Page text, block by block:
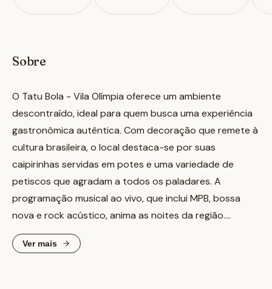
Sobre
O Tatu Bola - Vila Olímpia oferece um ambiente
descontraído, ideal para quem busca uma experiência
gastronômica autêntica. Com decoração que remete à
cultura brasileira, o local destaca-se por suas
caipirinhas servidas em potes e uma variedade de
petiscos que agradam a todos os paladares. A
programação musical ao vivo, que inclui MPB, bossa
nova e rock acústico, anima as noites da região.
Localizado no coração da Vila Olímpia, o Tatu Bola -
Ver mais